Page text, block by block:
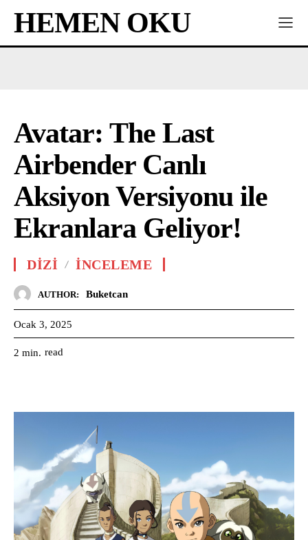
HEMEN OKU
Avatar: The Last
Airbender Canlı
Aksiyon Versiyonu ile
Ekranlara Geliyor!
DIZI İNCELEME
AUTHOR: Buketcan
Ocak 3, 2025
2 min. read